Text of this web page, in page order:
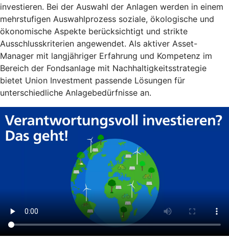
investieren. Bei der Auswahl der Anlagen werden in einem
mehrstufigen Auswahlprozess soziale, ökologische und
ökonomische Aspekte berücksichtigt und strikte
Ausschlusskriterien angewendet. Als aktiver Asset-
Manager mit langjähriger Erfahrung und Kompetenz im
Bereich der Fondsanlage mit Nachhaltigkeitsstrategie
bietet Union Investment passende Lösungen für
unterschiedliche Anlagebedürfnisse an.